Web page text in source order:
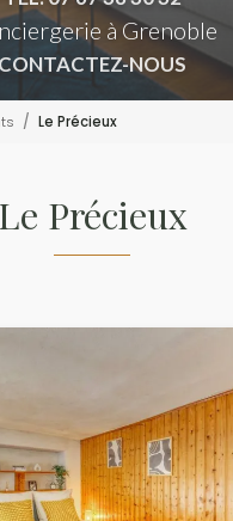
à Grenoble
CONTACTEZ-NOUS
Le Précieux
Le Précieux